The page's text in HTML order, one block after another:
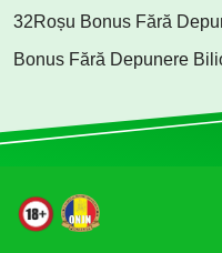
32Roșu Bonus Fără
Bonus Fără Depunere